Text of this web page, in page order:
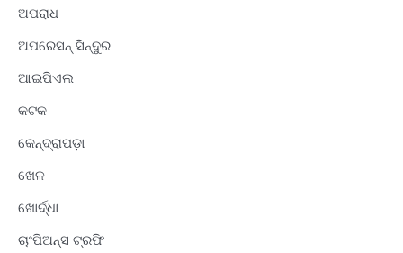
ଅପରାଧ
ଅପରେସନ୍ ସିନ୍ଦୁର
ଆଇପିଏଲ
କଟକ
କେନ୍ଦ୍ରାପଡ଼ା
ଖେଳ
ଖୋର୍ଦ୍ଧା
ଚାଂପିଅନ୍ସ ଟ୍ରଫି